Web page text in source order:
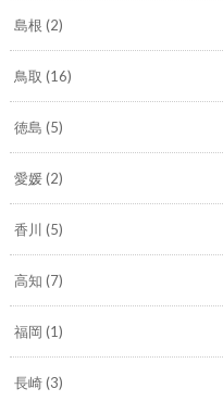
島根 (2)
鳥取 (16)
徳島 (5)
愛媛(2)
香川 (5)
高知 (7)
福岡 (1)
長崎(3)